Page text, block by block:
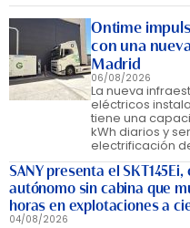
Ontime
con una
Madrid
06/08/2026
La nueva
eléctricos
tiene una
kWh diarios y
electrificación
SANY presenta el
autónomo sin cabina que
horas en explotaciones a
04/08/2026